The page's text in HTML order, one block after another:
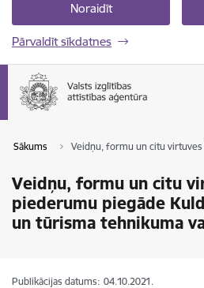
Noraidīt
Pārvaldīt sīkdatnes
Sākums Veidņu, formu un citu
Veidņu, formu un citu
piederumu piegāde
un tūrisma tehnikuma
Publikācijas datums: 04.10.2021.